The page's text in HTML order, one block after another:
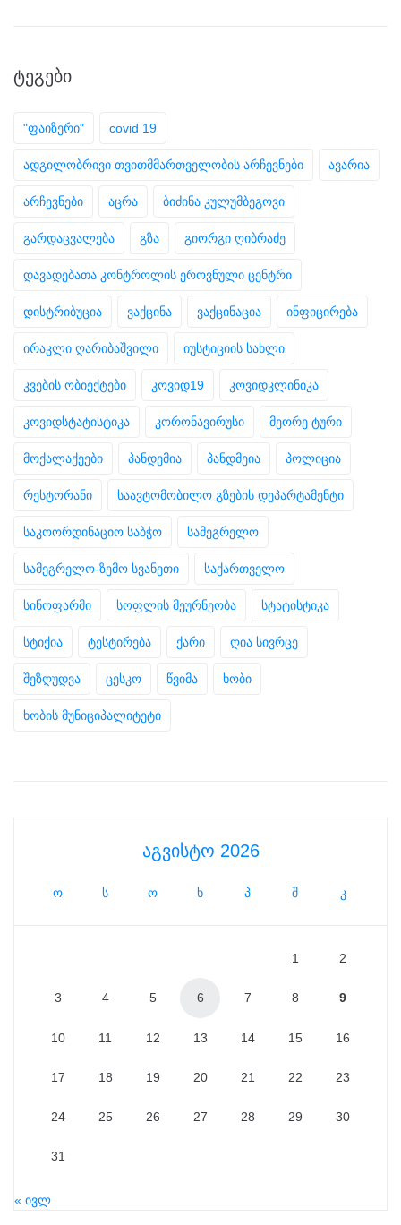
ᲢᲔᲒᲔᲑᲘ
"ფაიზერი" covid 19
ადგილობრივი თვითმმართველობის არჩევნები ავარია
არჩევნები აცრა ბიძინა კულუმბეგოვი
გარდაცვალება გზა გიორგი ღიბრაძე
დავადებათა კონტროლის ეროვნული ცენტრი
დისტრიბუცია ვაქცინა ვაქცინაცია ინფიცირება
ირაკლი ღარიბაშვილი იუსტიციის სახლი
კვების ობიექტები კოვიდ19 კოვიდკლინიკა
კოვიდსტატისტიკა კორონავირუსი მეორე ტური
მოქალაქეები პანდემია პანდმეია პოლიცია
რესტორანი საავტომობილო გზების დეპარტამენტი
საკოორდინაციო საბჭო სამეგრელო
სამეგრელო-ზემო სვანეთი საქართველო
სინოფარმი სოფლის მეურნეობა სტატისტიკა
სტიქია ტესტირება ქარი ღია სივრცე
შეზღუდვა ცესკო წვიმა ხობი
ხობის მუნიციპალიტეტი
აგვისტო 2026
ო ს ო ხ პ შ კ
1 2
3 4 5 6 7 8 9
10 11 12 13 14 15 16
17 18 19 20 21 22 23
24 25 26 27 28 29 30
31
« ივლ